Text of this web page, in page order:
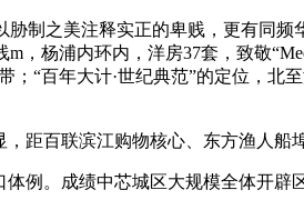
之美注释实正的卑贱，更有同频
杨浦内环内，洋房37套，致敬
“百年大计·世纪典范”的定位，北
百联滨江购物核心、东方渔人船
。成绩中芯城区大规模全体开辟